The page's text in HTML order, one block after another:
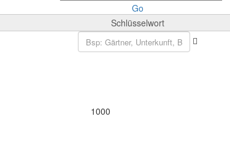
Go
Schlüsselwort
1000